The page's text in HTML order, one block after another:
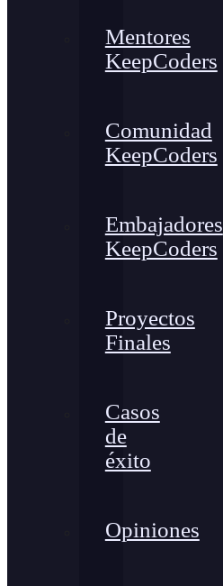
Mentores
KeepCoders
Comunidad
KeepCoders
Embajadores
KeepCoders
Proyectos
Finales
Casos
de
éxito
Opiniones